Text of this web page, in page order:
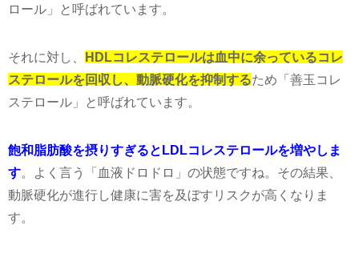
ロール」と呼ばれています。
それに対し、
HDLコレステロールは血中に余っているコレ
ステロールを回収し、動脈硬化を抑制するため「善玉コレ
ステロール」と呼ばれています。
飽和脂肪酸を摂りすぎるとLDLコレステロールを増やしま
す。よく言う「血液ドロドロ」の状態ですね。その結果、
動脈硬化が進行し健康に害を及ぼすリスクが高くなりま
す。